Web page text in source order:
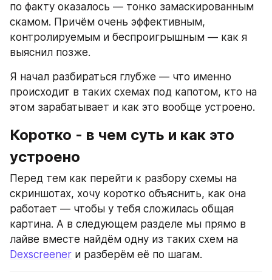
по факту оказалось — тонко замаскированным
скамом. Причём очень эффективным,
контролируемым и беспроигрышным — как я
выяснил позже.
Я начал разбираться глубже — что именно
происходит в таких схемах под капотом, кто на
этом зарабатывает и как это вообще устроено.
Коротко - в чем суть и как это
устроено
Перед тем как перейти к разбору схемы на
скриншотах, хочу коротко объяснить, как она
работает — чтобы у тебя сложилась общая
картина. А в следующем разделе мы прямо в
Dexscreener и разберём её по шагам.